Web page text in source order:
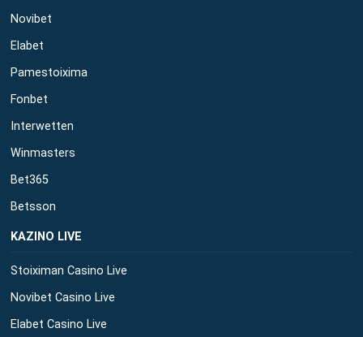
Novibet
Elabet
Pamestoixima
Fonbet
Interwetten
Winmasters
Bet365
Betsson
ΚΑΖΙΝΟ LIVE
Stoiximan Casino Live
Novibet Casino Live
Elabet Casino Live